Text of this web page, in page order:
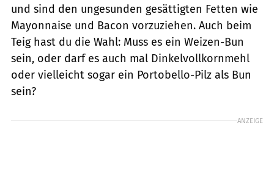
und sind den ungesunden gesättigten Fetten wie
Mayonnaise und Bacon vorzuziehen. Auch beim
Teig hast du die Wahl: Muss es ein Weizen-Bun
sein, oder darf es auch mal Dinkelvollkornmehl
oder vielleicht sogar ein Portobello-Pilz als Bun
sein?
ANZEIGE